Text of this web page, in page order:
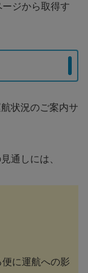
ジから取得す
状況のご案内サ
通しには、
に運航への影